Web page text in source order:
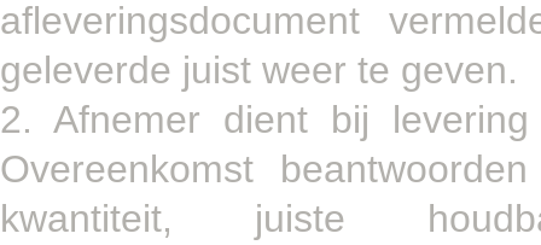
afleveringsdocument
geleverde juist weer te geven.
2. Afnemer dient bij
Overeenkomst
kwantiteit, juiste